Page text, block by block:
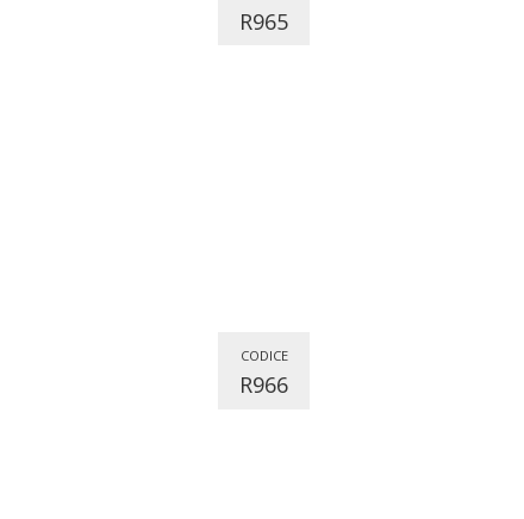
R965
CODICE
R966